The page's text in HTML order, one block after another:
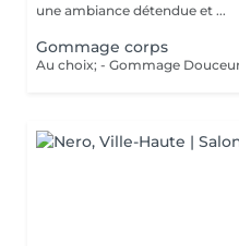
une ambiance détendue et ...
Gommage corps